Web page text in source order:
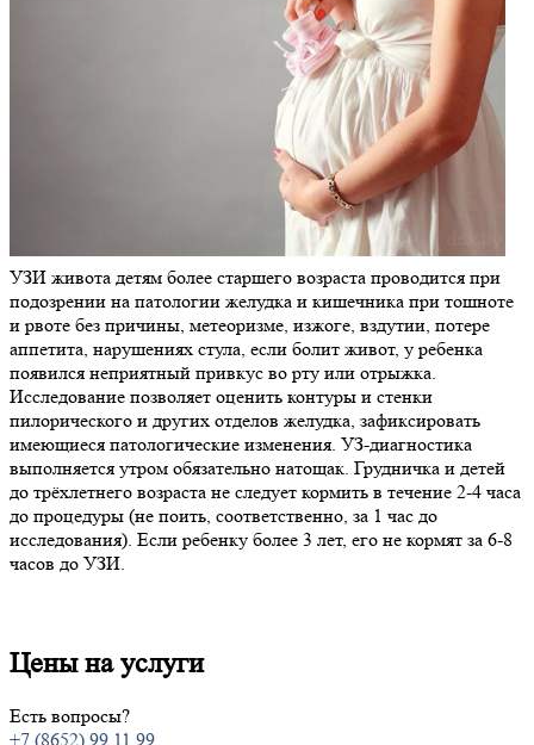
УЗИ живота детям более старшего возраста проводится при
подозрении на патологии желудка и кишечника при тошноте
и рвоте без причины, метеоризме, изжоге, вздутии, потере
аппетита, нарушениях стула, если болит живот, у ребенка
появился неприятный привкус во рту или отрыжка.
Исследование позволяет оценить контуры и стенки
пилорического и других отделов желудка, зафиксировать
имеющиеся патологические изменения. УЗ-диагностика
выполняется утром обязательно натощак. Грудничка и детей
до трёхлетнего возраста не следует кормить в течение 2-4 часа
до процедуры (не поить, соответственно, за 1 час до
исследования). Если ребенку более 3 лет, его не кормят за 6-8
часов до УЗИ.
Цены на услуги
Есть вопросы?
+7 (8652) 99 11 99